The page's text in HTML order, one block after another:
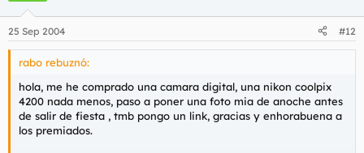
25 Sep 2004 #12
rabo rebuznó:
hola, me he comprado una camara digital, una nikon coolpix
4200 nada menos, paso a poner una foto mia de anoche antes
de salir de fiesta , tmb pongo un link, gracias y enhorabuena a
los premiados.